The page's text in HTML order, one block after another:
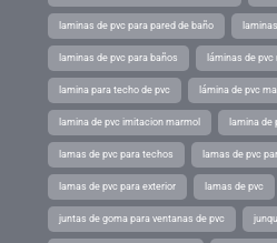
laminas de pvc para pared de baño
laminas de pvc para baños láminas de
lamina para techo de pvc lámina de pvc
lamina de pvc imitacion marmol lamina de
lamas de pvc para techos lamas de pvc
lamas de pvc para exterior lamas de pvc
juntas de goma para ventanas de pvc